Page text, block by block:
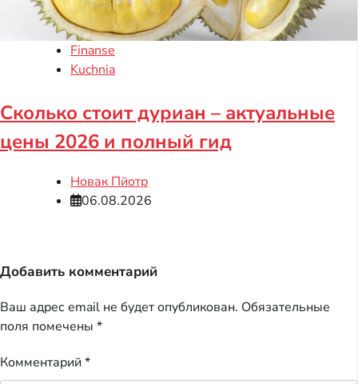
Finanse
Kuchnia
Сколько стоит дуриан – актуальные
цены 2026 и полный гид
Новак Пйотр
06.08.2026
Добавить комментарий
Ваш адрес email не будет опубликован. Обязательные
поля помечены *
Комментарий *